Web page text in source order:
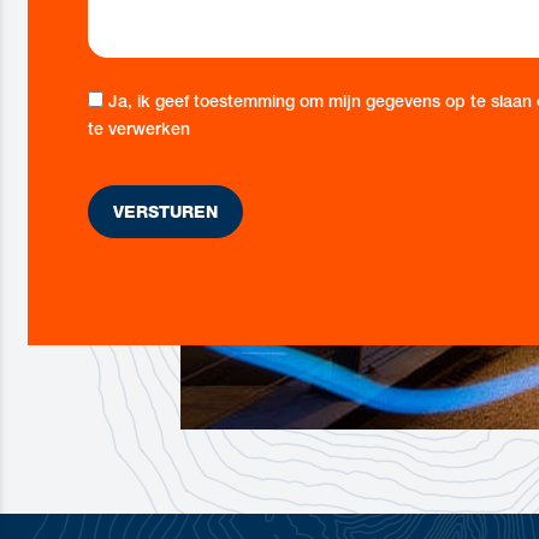
Ja, ik geef toestemming om mijn gegevens op te slaan
te verwerken